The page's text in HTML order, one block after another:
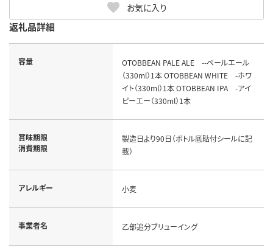
お気に入り
返礼品詳細
容量
OTOBBEAN PALE ALE --ペールエール
（330ml）1本 OTOBBEAN WHITE -ホワ
イト（330ml）1本 OTOBBEAN IPA -アイ
ピーエー（330ml）1本
賞味期限
消費期限
製造日より90日（ボトル底貼付シールに記
載）
アレルギー 小麦
事業者名 乙部追分ブリューイング